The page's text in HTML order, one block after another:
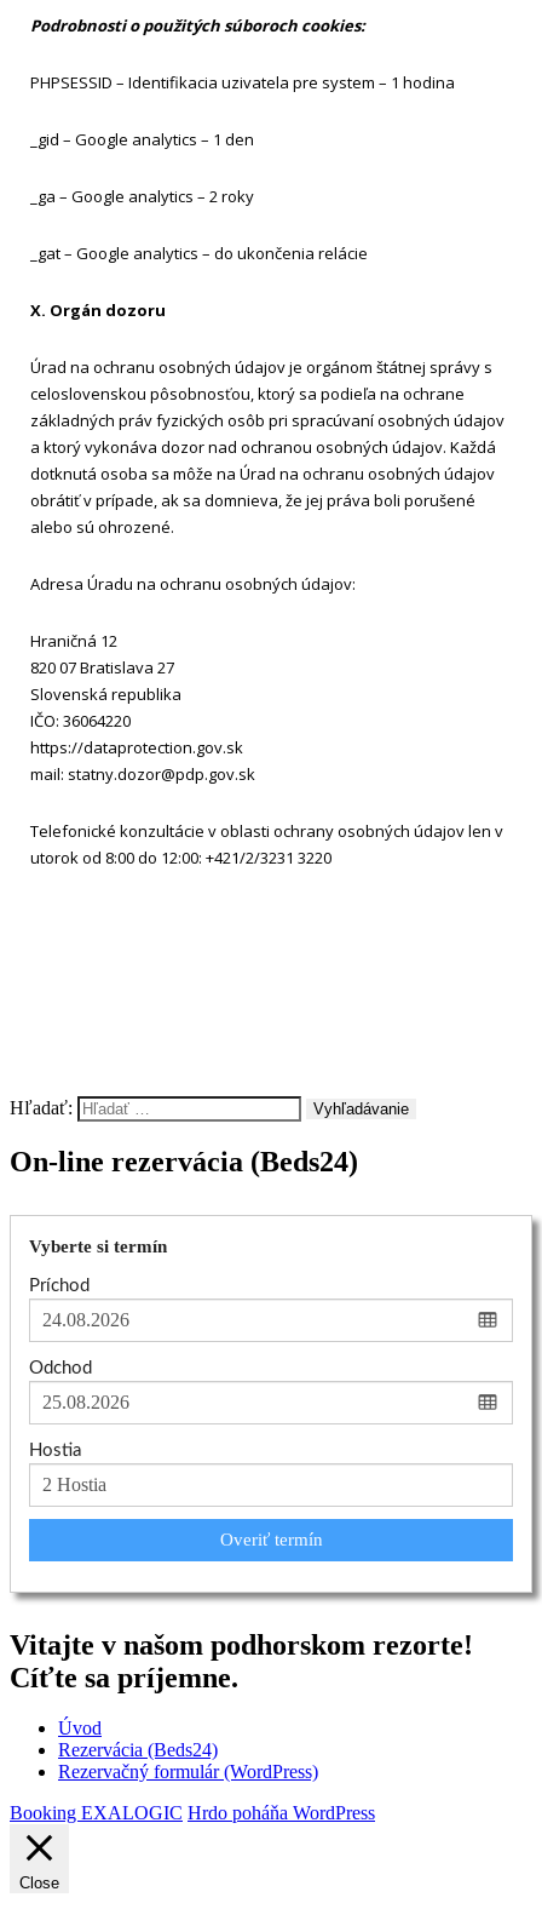
Podrobnosti o použitých súboroch cookies:
PHPSESSID – Identifikacia uzivatela pre system – 1 hodina
_gid – Google analytics – 1 den
_ga – Google analytics – 2 roky
_gat – Google analytics – do ukončenia relácie
X. Orgán dozoru
Úrad na ochranu osobných údajov je orgánom štátnej správy s
celoslovenskou pôsobnosťou, ktorý sa podieľa na ochrane
základných práv fyzických osôb pri spracúvaní osobných údajov
a ktorý vykonáva dozor nad ochranou osobných údajov. Každá
dotknutá osoba sa môže na Úrad na ochranu osobných údajov
obrátiť v prípade, ak sa domnieva, že jej práva boli porušené
alebo sú ohrozené.
Adresa Úradu na ochranu osobných údajov:
Hraničná 12
820 07 Bratislava 27
Slovenská republika
IČO: 36064220
https://dataprotection.gov.sk
mail: statny.dozor@pdp.gov.sk
Telefonické konzultácie v oblasti ochrany osobných údajov len v
utorok od 8:00 do 12:00: +421/2/3231 3220
Hľadať: Vyhľadávanie
On-line rezervácia (Beds24)
Vyberte si termín
Príchod
Odchod
Hostia
Overiť termín
Vitajte v našom podhorskom rezorte!
Cíťte sa príjemne.
Úvod
Rezervácia (Beds24)
Rezervačný formulár (WordPress)
Booking EXALOGIC Hrdo poháňa WordPress
Close